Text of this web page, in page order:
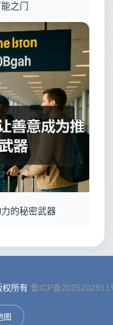
之门
的秘密武器
所有 鲁ICP备2025202911
图